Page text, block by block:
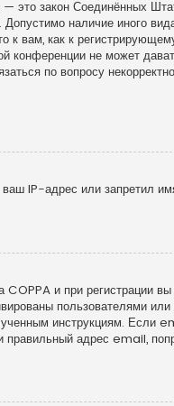
закон Соединённых
наличие иного
вам, как к
конференции не может
по вопросу
IP-адрес или запретил
и при регистрации вы
пользователями
инструкциям. Если
адрес email,